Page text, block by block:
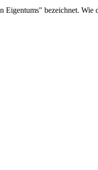
bezeichnet.